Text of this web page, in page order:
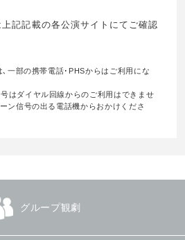
記記載の各公演サイトにてご確認
一部の携帯電話･PHSからはご利用にな
はダイヤル回線からのご利用はできませ
ン信号の出る電話機からおかけくださ
グループ観劇